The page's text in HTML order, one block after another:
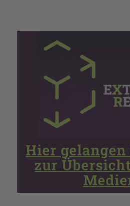
Hier
zur